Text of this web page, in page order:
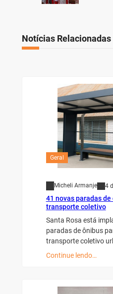
Notícias Relacionadas
Geral
Micheli Armanje 4
41 novas paradas
transporte coletivo
Santa Rosa está
paradas de ônibus
transporte coletivo
Continue lendo…